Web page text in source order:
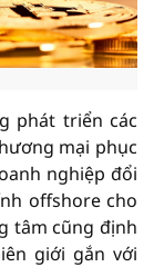
phát triển các
mại phục
nghiệp đổi
offshore cho
tâm cũng định
giới gắn với